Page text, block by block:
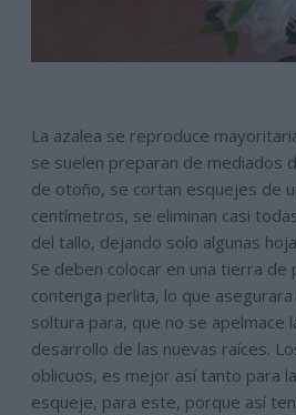
La azalea se reproduce
se suelen preparan de mediados
de otoño, se cortan esquejes de
centímetros, se eliminan casi
del tallo, dejando solo algunas
Se deben colocar en una tierra de
contenga perlita, lo que
soltura para, que no se apelmace
desarrollo de las nuevas raíces.
oblicuos, es mejor así tanto para
esqueje, para este, porque así